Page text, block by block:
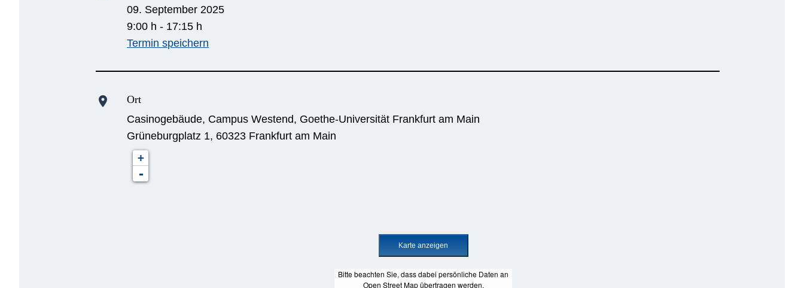
09. September 2025
9:00 h - 17:15 h
Termin speichern
location_on
Ort
Casinogebäude, Campus Westend, Goethe-Universität Frankfurt am Main
Grüneburgplatz 1, 60323 Frankfurt am Main
Bitte beachten Sie, dass dabei persönliche Daten an
Open Street Map übertragen werden.
+
-